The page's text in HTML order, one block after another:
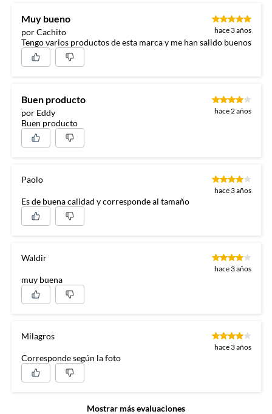
Muy bueno
por Cachito hace 3 años
Tengo varios productos de esta marca y me han salido buenos
Buen producto
por Eddy hace 2 años
Buen producto
Paolo
hace 3 años
Es de buena calidad y corresponde al tamaño
Waldir
hace 3 años
muy buena
Milagros
hace 3 años
Corresponde según la foto
Mostrar más evaluaciones